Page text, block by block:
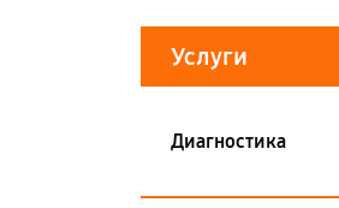
Услуги
Диагностика